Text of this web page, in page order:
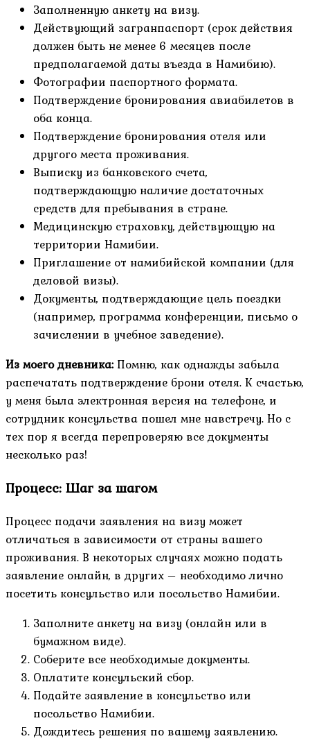
Заполненную анкету на визу.
Действующий загранпаспорт (срок действия
должен быть не менее 6 месяцев после
предполагаемой даты въезда в Намибию).
Фотографии паспортного формата.
Подтверждение бронирования авиабилетов в
оба конца.
Подтверждение бронирования отеля или
другого места проживания.
Выписку из банковского счета,
подтверждающую наличие достаточных
средств для пребывания в стране.
Медицинскую страховку, действующую на
территории Намибии.
Приглашение от намибийской компании (для
деловой визы).
Документы, подтверждающие цель поездки
(например, программа конференции, письмо о
зачислении в учебное заведение).
Из моего дневника: Помню, как однажды забыла
распечатать подтверждение брони отеля. К счастью,
у меня была электронная версия на телефоне, и
сотрудник консульства пошел мне навстречу. Но с
тех пор я всегда перепроверяю все документы
несколько раз!
Процесс: Шаг за шагом
Процесс подачи заявления на визу может
отличаться в зависимости от страны вашего
проживания. В некоторых случаях можно подать
заявление онлайн, в других – необходимо лично
посетить консульство или посольство Намибии.
Заполните анкету на визу (онлайн или в
бумажном виде).
Соберите все необходимые документы.
Оплатите консульский сбор.
Подайте заявление в консульство или
посольство Намибии.
Дождитесь решения по вашему заявлению.